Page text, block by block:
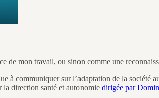
de mon travail, ou sinon comme une
à communiquer sur l’adaptation de la
la direction santé et autonomie dirigée par